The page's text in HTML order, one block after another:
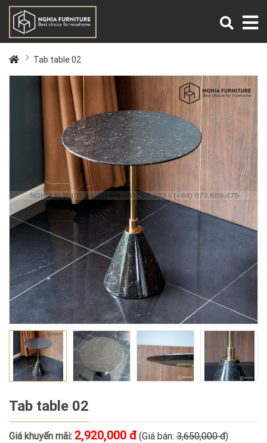
Tab table 02
Tab table 02
Giá khuyến mãi: 2,920,000 đ (Giá bán: 3,650,000 đ)